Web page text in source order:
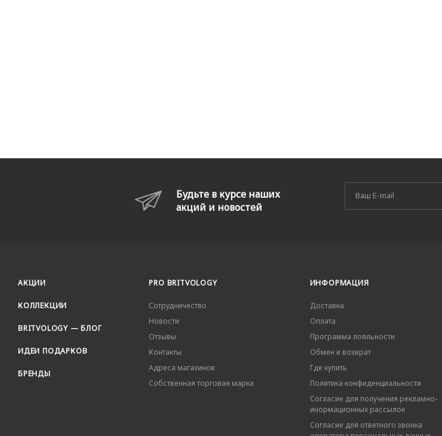
Будьте в курсе наших
акций и новостей
АКЦИИ
КОЛЛЕКЦИИ
BRITVOLOGY — БЛОГ
ИДЕИ ПОДАРКОВ
БРЕНДЫ
PRO BRITVOLOGY
Сотрудничество
Новости
Отзывы
Контакты
Адреса магазинов
Собственная торговая марка
ИНФОРМАЦИЯ
Доставка
Оплата
Программа лояльности
Обмен и возврат
Где купить
Политика конфиденциальности
Согласие для получения рекламно-
инормационных рассылок
Согласие для ответного звонка